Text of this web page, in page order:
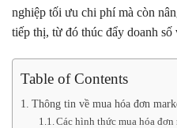
nghiệp tối ưu chi phí mà còn
tiếp thị, từ đó thúc đẩy doanh số
Table of Contents
Thông tin về mua hóa đơn
Các hình thức mua hóa